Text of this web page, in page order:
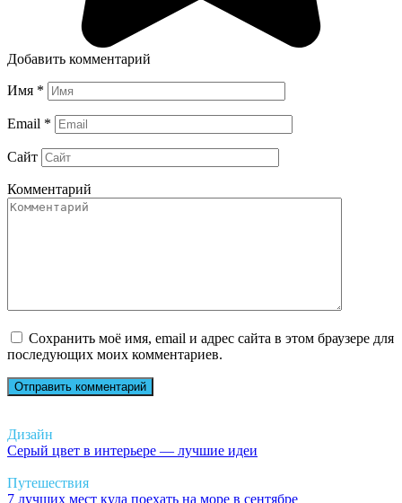
Добавить комментарий
Имя *
Email *
Сайт
Комментарий
Сохранить моё имя, email и адрес сайта в этом браузере для
последующих моих комментариев.
Дизайн
Серый цвет в интерьере — лучшие идеи
Путешествия
7 лучших мест куда поехать на море в сентябре